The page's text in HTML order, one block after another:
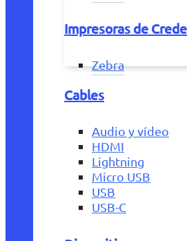
Impresoras de
Zebra
Cables
Audio y vídeo
HDMI
Lightning
Micro USB
USB
USB-C